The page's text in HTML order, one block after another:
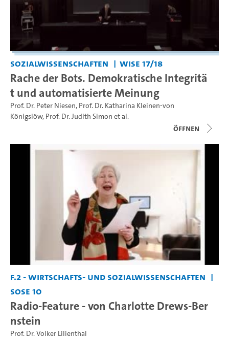
Sozialwissenschaften WiSe 17/18
Rache der Bots. Demokratische Integritä
t und automatisierte Meinung
Prof. Dr. Peter Niesen, Prof. Dr. Katharina Kleinen-von
Königslöw, Prof. Dr. Judith Simon et al.
Öffnen
F.2 - Wirtschafts- und Sozialwissenschaften
SoSe 10
Radio-Feature - von Charlotte Drews-Ber
nstein
Prof. Dr. Volker Lilienthal